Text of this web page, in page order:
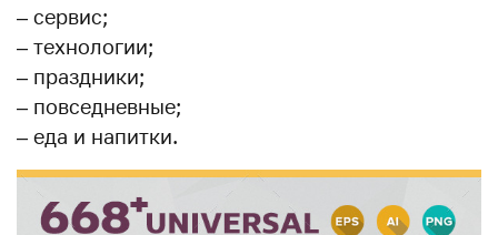
– сервис;
– технологии;
– праздники;
– повседневные;
– еда и напитки.